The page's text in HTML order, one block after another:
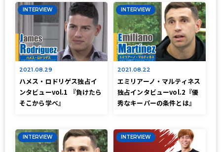
INTERVIEW
2021.08.29
ハメス・ロドリゲス独占イ
ンタビューvol.1 『負けたら
そこから学べ』
INTERVIEW
2021.08.22
エミリアーノ・マルティネス
独占インタビューvol.2『優
秀なキーパーの条件とは』
INTERVIEW INTERVIEW